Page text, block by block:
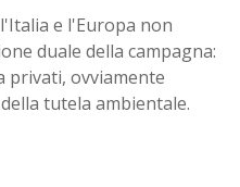
e l'Europa non
duale della campagna:
privati, ovviamente
tutela ambientale.